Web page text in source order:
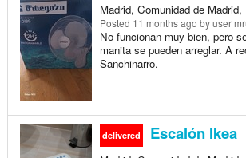
Madrid, Comunidad de
Posted 11 months ago by user
No funcionan muy bien, pero
manita se pueden arreglar. A
Sanchinarro.
delivered Escalón Ikea